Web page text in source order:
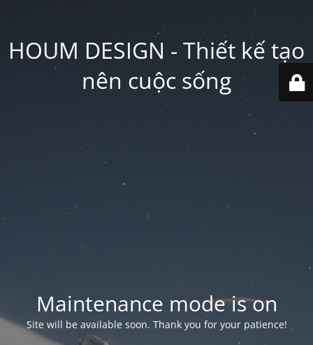
HOUM DESIGN - Thiết kế tạo
nên cuộc sống
Maintenance mode is on
Site will be available soon. Thank you for your patience!